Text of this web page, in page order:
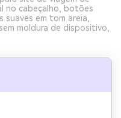
no cabeçalho, botões
suaves em tom areia,
moldura de dispositivo,